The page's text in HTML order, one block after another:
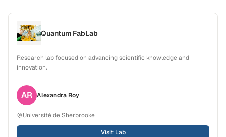
Quantum FabLab
Research lab focused on advancing scientific knowledge and
innovation.
AR Alexandra Roy
Université de Sherbrooke
Visit Lab